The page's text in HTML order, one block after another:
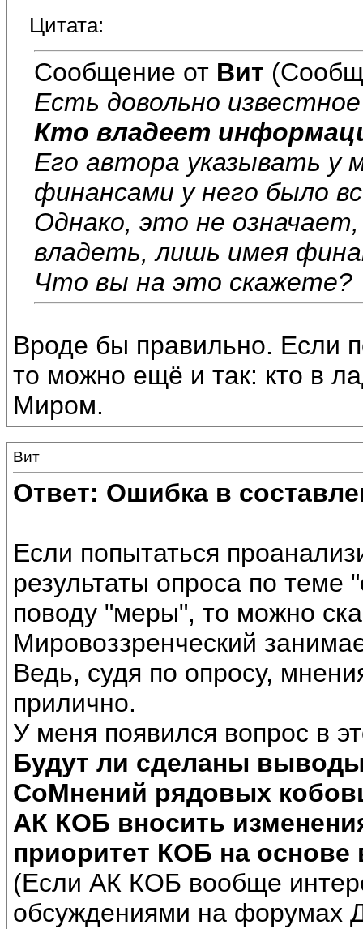
Цитата:
Сообщение от Вит
Есть довольно
Кто владеет
Его автора указывать у
финансами у него было
Однако, это не
владеть, лишь имея
Что вы на это скажете?
Вроде бы правильно. Если
то можно ещё и так: кто в
Миром.
Вит
Ответ: Ошибка в
Если попытаться
результаты опроса по теме
поводу "меры", то можно
Мировоззренческий
Ведь, судя по опросу,
прилично.
У меня появился вопрос в
Будут ли сделаны
СоМнений рядовых
АК КОБ вносить
приоритет КОБ на
(Если АК КОБ вообще
обсуждениями на форумах